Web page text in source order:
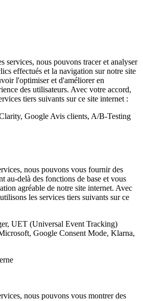
services, nous pouvons tracer et analyser
effectués et la navigation sur notre site
l'optimiser et d'améliorer en
des utilisateurs. Avec votre accord,
tiers suivants sur ce site internet :
Google Avis clients, A/B-Testing
nous pouvons vous fournir des
au-delà des fonctions de base et vous
agréable de notre site internet. Avec
les services tiers suivants sur ce
UET (Universal Event Tracking)
Google Consent Mode, Klarna,
nous pouvons vous montrer des